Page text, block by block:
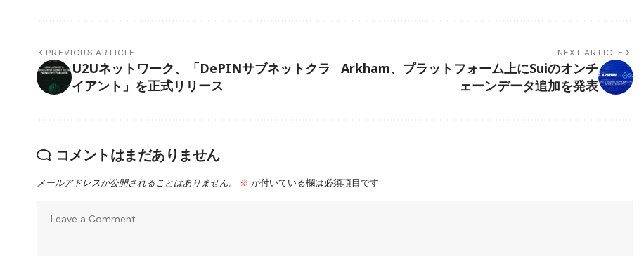
PREVIOUS ARTICLE
U2Uネットワーク、「DePINサブネットクラ
イアント」を正式リリース
NEXT ARTICLE
Arkham、プラットフォーム上にSuiのオンチ
ェーンデータ追加を発表
コメントはまだありません
メールアドレスが公開されることはありません。 ※ が付いている欄は必須項目です